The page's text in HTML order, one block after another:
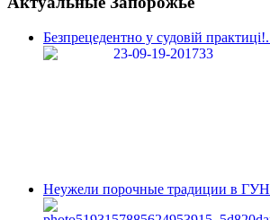
Безпрецедентно у судовій
Неужели порочные традиции в